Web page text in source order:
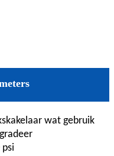
wat gebruik